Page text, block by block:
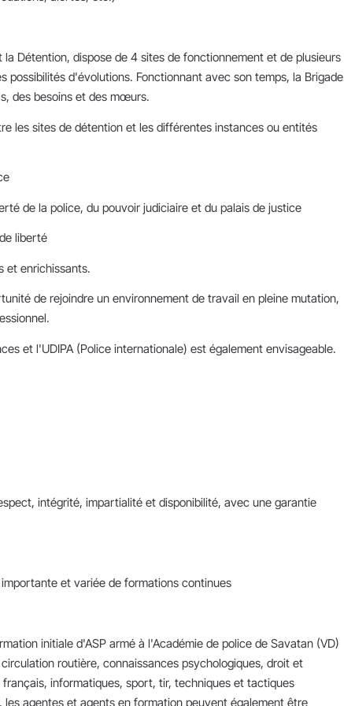
Détention, dispose de 4 sites de fonctionnement et de plusieurs
d'évolutions. Fonctionnant avec son temps, la Brigade
des besoins et des mœurs.
sites de détention et les différentes instances ou entités
de la police, du pouvoir judiciaire et du palais de justice
liberté
et enrichissants.
de rejoindre un environnement de travail en pleine mutation,
et l'UDIPA (Police internationale) est également envisageable.
intégrité, impartialité et disponibilité, avec une garantie
et variée de formations continues
initiale d'ASP armé à l'Académie de police de Savatan (VD)
routière, connaissances psychologiques, droit et
informatiques, sport, tir, techniques et tactiques
agentes et agents en formation peuvent également être